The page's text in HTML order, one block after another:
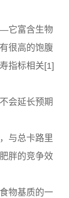
它富含生物
很高的饱腹
指标相关[1]
会延长预期
与总卡路里
胖的竞争效
物基质的一